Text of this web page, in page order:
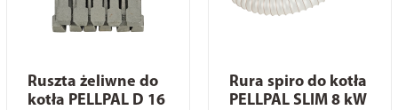
Ruszta żeliwne do
kotła PELLPAL D 16
Rura spiro do kotła
PELLPAL SLIM 8 kW